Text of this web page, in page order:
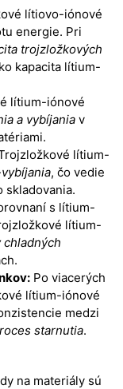
lítiovo-iónové
energie. Pri
trojzložkových
kapacita lítium-
lítium-iónové
a vybíjania v
lítium-
, čo vedie
skladovania.
s lítium-
lítium-
Po viacerých
lítium-iónové
medzi
starnutia.
na materiály sú